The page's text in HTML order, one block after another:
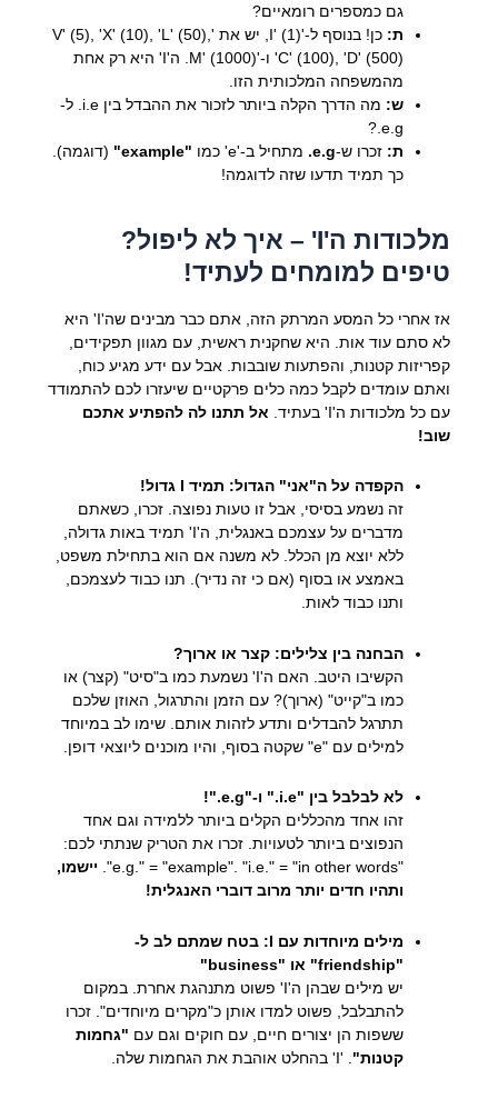
גם כמספרים רומאיים?
ת:
כן! בנוסף ל-'I' (1), יש את 'V' (5), 'X' (10), 'L' (50),
'C' (100), 'D' (500) ו-'M' (1000). ה'I' היא רק אחת
מהמשפחה המלכותית הזו.
ש:
מה הדרך הקלה ביותר לזכור את ההבדל בין i.e. ל-
e.g.?
ת: זכרו ש-e.g. מתחיל ב-'e' כמו "example"
(דוגמה).
כך תמיד תדעו שזה לדוגמה!
מלכודות ה'I' – איך לא ליפול?
טיפים למומחים לעתיד!
אז אחרי כל המסע המרתק הזה, אתם כבר מבינים שה'I' היא
לא סתם עוד אות. היא שחקנית ראשית, עם מגוון תפקידים,
קפריזות קטנות, והפתעות שובבות. אבל עם ידע מגיע כוח,
ואתם עומדים לקבל כמה כלים פרקטיים שיעזרו לכם להתמודד
עם כל מלכודות ה'I' בעתיד.
אל תתנו לה להפתיע אתכם
שוב!
הקפדה על ה"אני" הגדול: תמיד I גדול!
זה נשמע בסיסי, אבל זו טעות נפוצה. זכרו, כשאתם
מדברים על עצמכם באנגלית, ה'I' תמיד באות גדולה,
ללא יוצא מן הכלל. לא משנה אם הוא בתחילת משפט,
באמצע או בסוף (אם כי זה נדיר). תנו כבוד לעצמכם,
ותנו כבוד לאות.
הבחנה בין צלילים: קצר או ארוך?
הקשיבו היטב. האם ה'I' נשמעת כמו ב"סיט" (קצר) או
כמו ב"קייט" (ארוך)? עם הזמן והתרגול, האוזן שלכם
תתרגל להבדלים ותדע לזהות אותם. שימו לב במיוחד
למילים עם "e" שקטה בסוף, והיו מוכנים ליוצאי דופן.
לא לבלבל בין "i.e." ו-"e.g."!
זהו אחד מהכללים הקלים ביותר ללמידה וגם אחד
הנפוצים ביותר לטעויות. זכרו את הטריק שנתתי לכם:
"e.g." = "example". "i.e." = "in other words".
יישמו,
ותהיו חדים יותר מרוב דוברי האנגלית!
מילים מיוחדות עם I: בטח שמתם לב ל-
"friendship" או "business"
יש מילים שבהן ה'I' פשוט מתנהגת אחרת. במקום
להתבלבל, פשוט למדו אותן כ"מקרים מיוחדים". זכרו
ששפות הן יצורים חיים, עם חוקים וגם עם "גחמות
קטנות" . 'I' בהחלט אוהבת את הגחמות שלה.